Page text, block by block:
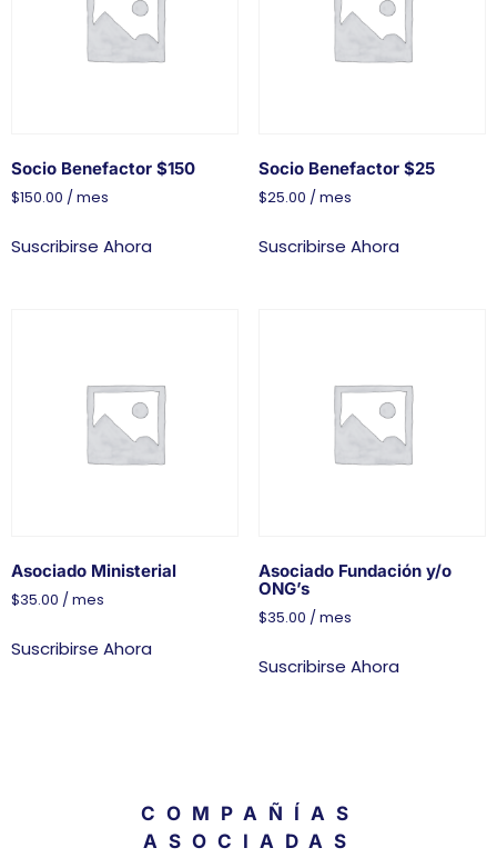
Socio Benefactor $150
$150.00 / mes
Suscribirse Ahora
Socio Benefactor $25
$25.00 / mes
Suscribirse Ahora
Asociado Ministerial
$35.00 / mes
Suscribirse Ahora
Asociado Fundación y/o
ONG’s
$35.00 / mes
Suscribirse Ahora
COMPAÑÍAS
ASOCIADAS